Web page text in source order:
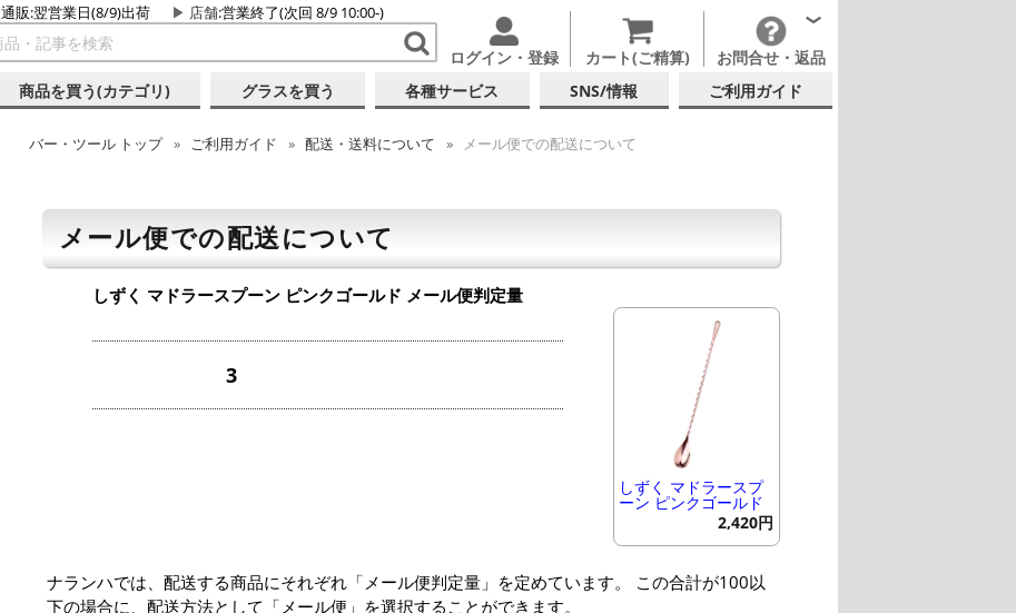
通販:翌営業日(8/9)出荷 店舗:営業終了(次回 8/9 10:00-)
ログイン・登録 カート(ご精算) お問合せ・返品
商品を買う(カテゴリ) グラスを買う 各種サービス SNS/情報 ご利用ガイド
バー・ツールトップ ご利用ガイド 配送・送料について メール便での配送について
メール便での配送について
しずく マドラースプーン ピンクゴールド メール便判定量
3
しずく マドラースプ
ーン ピンクゴールド
2,420円
ナランハでは、配送する商品にそれぞれ「メール便判定量」を定めています。 この合計が100以
下の場合に、配送方法として「メール便」を選択することができます。